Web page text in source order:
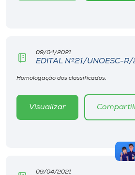
09/04/2021
EDITAL Nº21/UNOESC-R/
Homologação dos classificados.
Visualizar
09/04/2021